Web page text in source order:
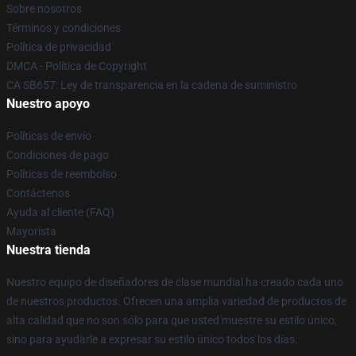
Sobre nosotros
Términos y condiciones
Política de privacidad
DMCA - Política de Copyright
CA SB657: Ley de transparencia en la cadena de suministro
Nuestro apoyo
Políticas de envío
Condiciones de pago
Políticas de reembolso
Contáctenos
Ayuda al cliente (FAQ)
Mayorista
Nuestra tienda
Nuestro equipo de diseñadores de clase mundial ha creado cada uno
de nuestros productos. Ofrecen una amplia variedad de productos de
alta calidad que no son sólo para que usted muestre su estilo único,
sino para ayudarle a expresar su estilo único todos los días.